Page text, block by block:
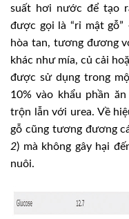
suất hơi nước để tạo
được gọi là “rỉ mật
hòa tan, tương đương
khác như mía, củ cải
được sử dụng trong
10% vào khẩu phần
trộn lẫn với urea. Về
gỗ cũng tương đương
2) mà không gây hại
nuôi.